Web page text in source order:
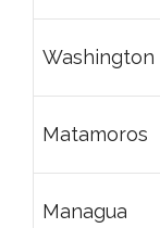
Washington
Matamoros
Managua